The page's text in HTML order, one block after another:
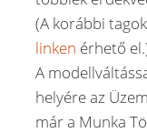
(A korábbi
linken érhető
A
helyére az
már a Munka